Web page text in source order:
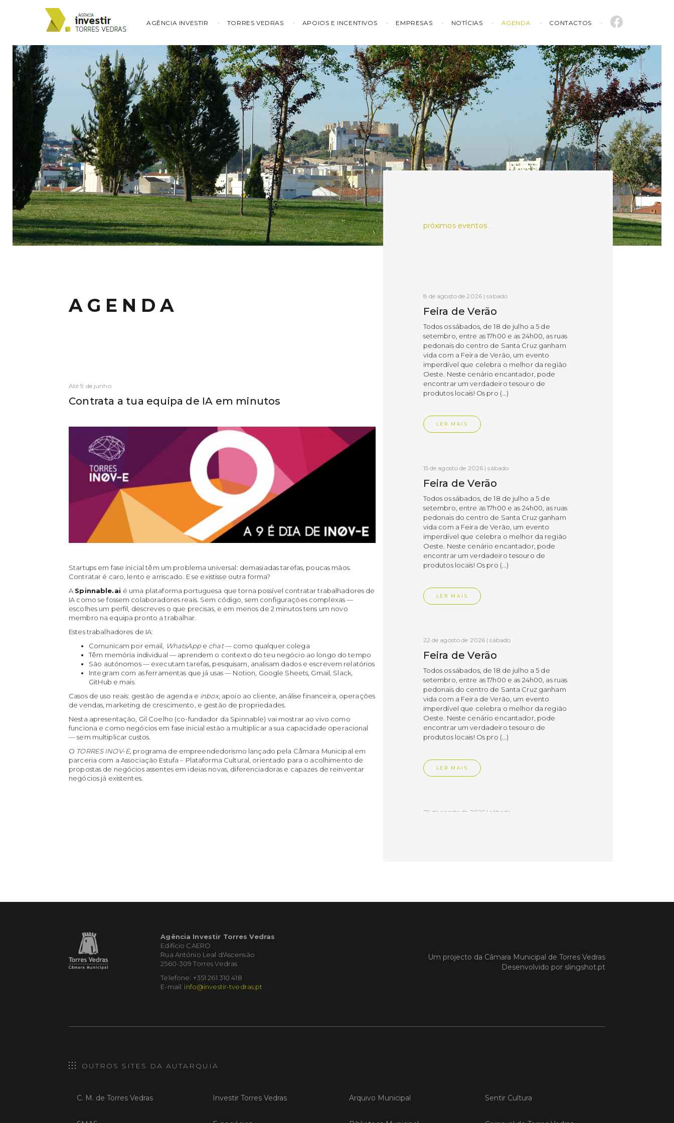
AGÊNCIA INVESTIR TORRES VEDRAS APOIOS E INCENTIVOS EMPRESAS NOTÍCIAS AGENDA CONTACTOS
AGENDA
Até 9 de junho
Contrata a tua equipa de IA em minutos
Startups em fase inicial têm um problema universal: demasiadas tarefas, poucas mãos.
Contratar é caro, lento e arriscado. E se existisse outra forma?
A Spinnable.ai é uma plataforma portuguesa que torna possível contratar trabalhadores de
IA como se fossem colaboradores reais. Sem código, sem configurações complexas —
escolhes um perfil, descreves o que precisas, e em menos de 2 minutos tens um novo
membro na equipa pronto a trabalhar.
Estes trabalhadores de IA:
Comunicam por email,
WhatsAppe chat— como qualquer colega
Têm memória individual — aprendem o contexto do teu negócio ao longo do tempo
São autónomos — executam tarefas, pesquisam, analisam dados e escrevem relatórios
Integram com as ferramentas que já usas — Notion, Google Sheets, Gmail, Slack,
GitHub e mais
Casos de uso reais: gestão de agenda e inbox, apoio ao cliente, análise financeira, operações
de vendas, marketing de crescimento, e gestão de propriedades.
Nesta apresentação, Gil Coelho (co-fundador da Spinnable) vai mostrar ao vivo como
funciona e como negócios em fase inicial estão a multiplicar a sua capacidade operacional
— sem multiplicar custos.
O TORRES INOV-E, programa de empreendedorismo lançado pela Câmara Municipal em
parceria com a Associação Estufa – Plataforma Cultural, orientado para o acolhimento de
propostas de negócios assentes em ideias novas, diferenciadoras e capazes de reinventar
negócios já existentes.
próximos eventos .
8 de agosto de 2026 | sábado
Feira de Verão
Todos os sábados, de 18 de julho a 5 de
setembro, entre as 17h00 e as 24h00, as ruas
pedonais do centro de Santa Cruz ganham
vida com a Feira de Verão, um evento
imperdível que celebra o melhor da região
Oeste. Neste cenário encantador, pode
encontrar um verdadeiro tesouro de
produtos locais! Os pro (...)
LER MAIS
15 de agosto de 2026 | sábado
Feira de Verão
Todos os sábados, de 18 de julho a 5 de
setembro, entre as 17h00 e as 24h00, as ruas
pedonais do centro de Santa Cruz ganham
vida com a Feira de Verão, um evento
imperdível que celebra o melhor da região
Oeste. Neste cenário encantador, pode
encontrar um verdadeiro tesouro de
produtos locais! Os pro (...)
LER MAIS
22 de agosto de 2026 | sábado
Feira de Verão
Todos os sábados, de 18 de julho a 5 de
setembro, entre as 17h00 e as 24h00, as ruas
pedonais do centro de Santa Cruz ganham
vida com a Feira de Verão, um evento
imperdível que celebra o melhor da região
Oeste. Neste cenário encantador, pode
encontrar um verdadeiro tesouro de
produtos locais! Os pro (...)
LER MAIS
29 de agosto de 2026 | sábado
Agência Investir Torres Vedras
Edifício CAERO
Rua António Leal d'Ascensão
2560-309 Torres Vedras
Telefone: +351 261 310 418
E-mail: info@investir-tvedras.pt
Um projecto da Câmara Municipal de Torres Vedras
Desenvolvido por slingshot.pt
OUTROS SITES DA AUTARQUIA
C. M. de Torres Vedras Investir Torres Vedras Arquivo Municipal Sentir Cultura